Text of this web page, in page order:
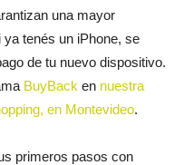
una mayor
tenés un iPhone, se
de tu nuevo dispositivo.
BuyBack en nuestra
en Montevideo.
primeros pasos con